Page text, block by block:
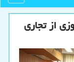
از تجاری